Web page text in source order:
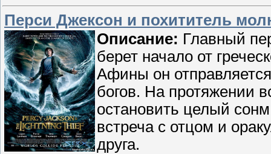
Перси Джексон и похититель
Описание: Главный
берет начало от
Афины он
богов. На протяжении
остановить целый
встреча с отцом и
друга.